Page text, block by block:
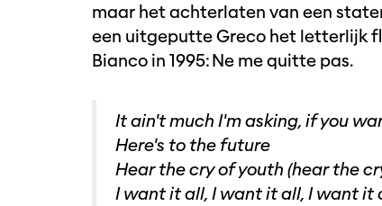
maar het achterlaten van een
een uitgeputte Greco het letterlijk
Bianco in 1995: Ne me quitte pas.
It ain't much I'm asking, if you
Here's to the future
Hear the cry of youth (hear the
I want it all, I want it all, I want it